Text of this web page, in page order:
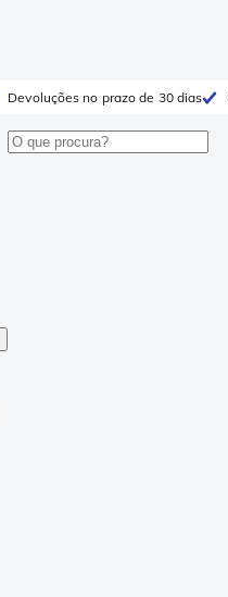
Devoluções no prazo de 30 dias